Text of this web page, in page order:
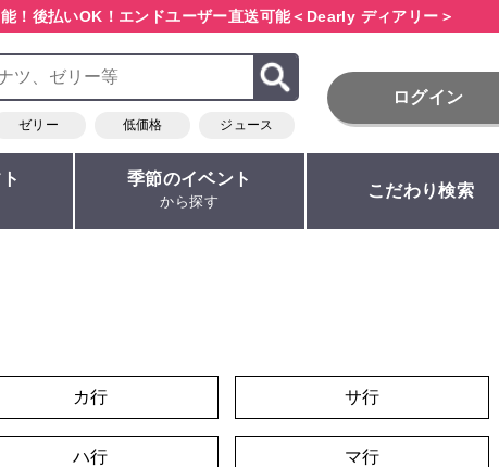
！ 後払いOK！エンドユーザー直送可能＜Dearly ディアリー＞
ゼリー 低価格 ジュース
ログイン
季節のイベント
から探す
こだわり検索
カ行 サ行
ハ行 マ行